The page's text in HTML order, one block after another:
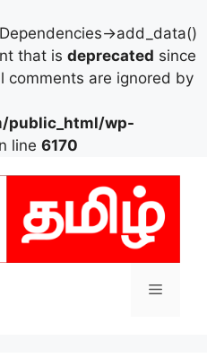
>add_data()
that is deprecated since
comments are ignored by
public_html/wp-
line 6170
Menu